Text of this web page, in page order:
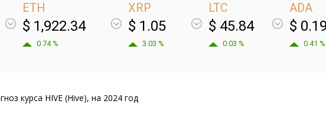
ETH
$ 1,922.34
0.74 %
XRP
$ 1.05
3.03 %
LTC
$ 45.84
0.03 %
ADA
$
0.41 %
курса HIVE (Hive), на 2024 год